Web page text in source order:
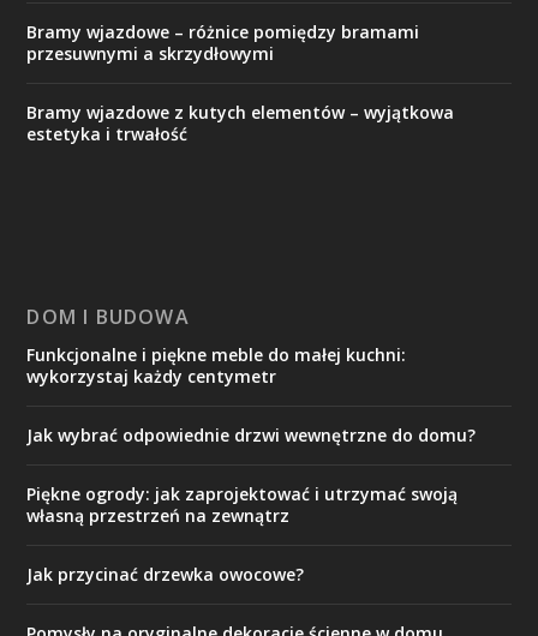
Bramy wjazdowe – różnice pomiędzy bramami
przesuwnymi a skrzydłowymi
Bramy wjazdowe z kutych elementów – wyjątkowa
estetyka i trwałość
DOM I BUDOWA
Funkcjonalne i piękne meble do małej kuchni:
wykorzystaj każdy centymetr
Jak wybrać odpowiednie drzwi wewnętrzne do domu?
Piękne ogrody: jak zaprojektować i utrzymać swoją
własną przestrzeń na zewnątrz
Jak przycinać drzewka owocowe?